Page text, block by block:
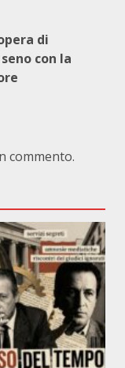
di
con la
commento.